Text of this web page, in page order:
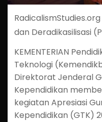
dan Deradikasilisasi
KEMENTERIAN
Teknologi
Direktorat Jenderal
Kependidikan
kegiatan Apresiasi
Kependidikan (GTK)